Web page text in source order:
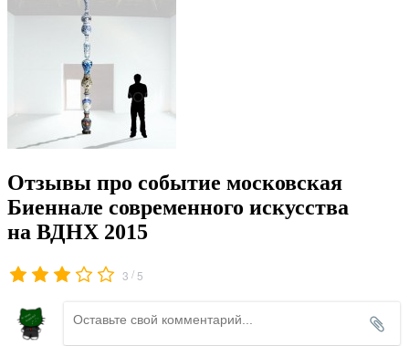
Отзывы про событие московская
Биеннале современного искусства
на ВДНХ 2015
3 / 5